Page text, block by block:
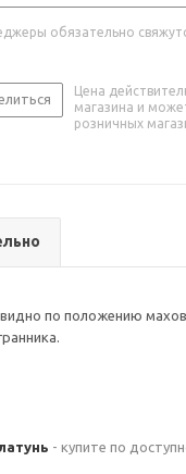
обязательно
Цена
магазина и
розничных
по положению
- купите по